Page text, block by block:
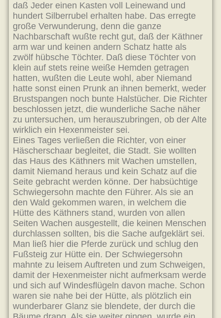
daß Jeder einen Kasten voll Leinewand und
hundert Silberrubel erhalten habe. Das erregte
große Verwunderung, denn die ganze
Nachbarschaft wußte recht gut, daß der Käthner
arm war und keinen andern Schatz hatte als
zwölf hübsche Töchter. Daß diese Töchter von
klein auf stets reine weiße Hemden getragen
hatten, wußten die Leute wohl, aber Niemand
hatte sonst einen Prunk an ihnen bemerkt, weder
Brustspangen noch bunte Halstücher. Die Richter
beschlossen jetzt, die wunderliche Sache näher
zu untersuchen, um herauszubringen, ob der Alte
wirklich ein Hexenmeister sei.
Eines Tages verließen die Richter, von einer
Häscherschaar begleitet, die Stadt. Sie wollten
das Haus des Käthners mit Wachen umstellen,
damit Niemand heraus und kein Schatz auf die
Seite gebracht werden könne. Der habsüchtige
Schwiegersohn machte den Führer. Als sie an
den Wald gekommen waren, in welchem die
Hütte des Käthners stand, wurden von allen
Seiten Wachen ausgestellt, die keinen Menschen
durchlassen sollten, bis die Sache aufgeklärt sei.
Man ließ hier die Pferde zurück und schlug den
Fußsteig zur Hütte ein. Der Schwiegersohn
mahnte zu leisem Auftreten und zum Schweigen,
damit der Hexenmeister nicht aufmerksam werde
und sich auf Windesflügeln davon mache. Schon
waren sie nahe bei der Hütte, als plötzlich ein
wunderbarer Glanz sie blendete, der durch die